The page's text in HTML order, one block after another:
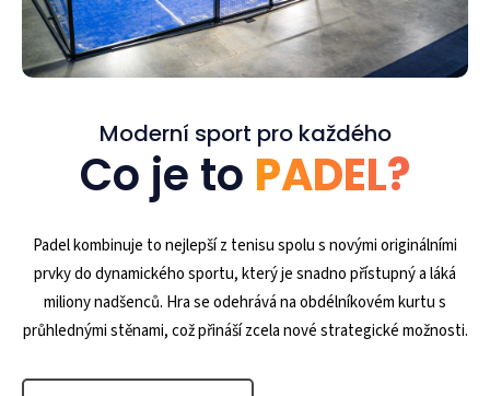
Moderní sport pro každého
Co je to PADEL?
Padel kombinuje to nejlepší z tenisu spolu s novými originálními
prvky do dynamického sportu, který je snadno přístupný a láká
miliony nadšenců. Hra se odehrává na obdélníkovém kurtu s
průhlednými stěnami, což přináší zcela nové strategické možnosti.